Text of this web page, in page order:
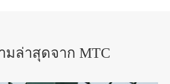
มล่าสุดจาก MTC